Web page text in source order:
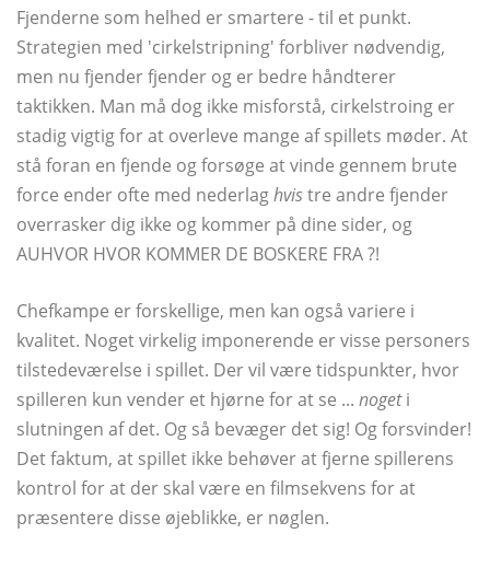
Fjenderne som helhed er smartere - til et punkt.
Strategien med 'cirkelstripning' forbliver nødvendig,
men nu fjender fjender og er bedre håndterer
taktikken. Man må dog ikke misforstå, cirkelstroing er
stadig vigtig for at overleve mange af spillets møder. At
stå foran en fjende og forsøge at vinde gennem brute
force ender ofte med nederlaghvistre andre fjender
overrasker dig ikke og kommer på dine sider, og
AUHVOR HVOR KOMMER DE BOSKERE FRA ?!
Chefkampe er forskellige, men kan også variere i
kvalitet. Noget virkelig imponerende er visse personers
tilstedeværelse i spillet. Der vil være tidspunkter, hvor
spilleren kun vender et hjørne for at se ... nogeti
slutningen af ​​det. Og så bevæger det sig! Og forsvinder!
Det faktum, at spillet ikke behøver at fjerne spillerens
kontrol for at der skal være en filmsekvens for at
præsentere disse øjeblikke, er nøglen.